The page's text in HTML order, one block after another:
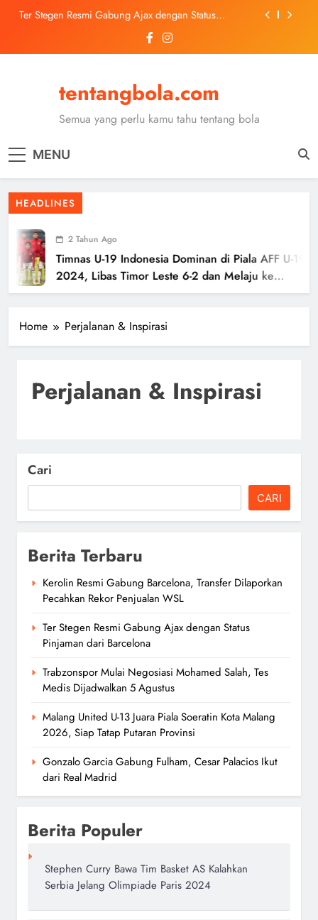
SkipTer Stegen Resmi Gabung Ajax dengan Status
Trabzonspor Mulai Negosiasi Mohamed Salah, Tes
Medis Dijadwalkan 5 Agustus
2026, Siap Tatap Putaran Provinsi
Kerolin Resmi Gabung Barcelona, Transfer
Dilaporkan Pecahkan Rekor Penjualan WSL
Pinjaman dari Barcelona
Trabzonspor Mulai Negosiasi Mohamed Salah, Tes
Medis Dijadwalkan 5 Agustus
Malang United U-13 Juara Piala Soeratin Kota Malang
2026, Siap Tatap Putaran Provinsi
tentangbola.com
Semua yang perlu kamu tahu tentang bola
MENU
HEADLINES
2 Tahun Ago
Timnas U-19 Indonesia Dominan di Piala AFF U-19
2024, Libas Timor Leste 6-2 dan Melaju ke
Semifinal
Home Perjalanan & Inspirasi
Perjalanan & Inspirasi
Cari
CARI
Berita Terbaru
Kerolin Resmi Gabung Barcelona, Transfer Dilaporkan
Pecahkan Rekor Penjualan WSL
Ter Stegen Resmi Gabung Ajax dengan Status
Pinjaman dari Barcelona
Trabzonspor Mulai Negosiasi Mohamed Salah, Tes
Medis Dijadwalkan 5 Agustus
Malang United U-13 Juara Piala Soeratin Kota Malang
2026, Siap Tatap Putaran Provinsi
Gonzalo Garcia Gabung Fulham, Cesar Palacios Ikut
dari Real Madrid
Berita Populer
Stephen Curry Bawa Tim Basket AS Kalahkan
Serbia Jelang Olimpiade Paris 2024